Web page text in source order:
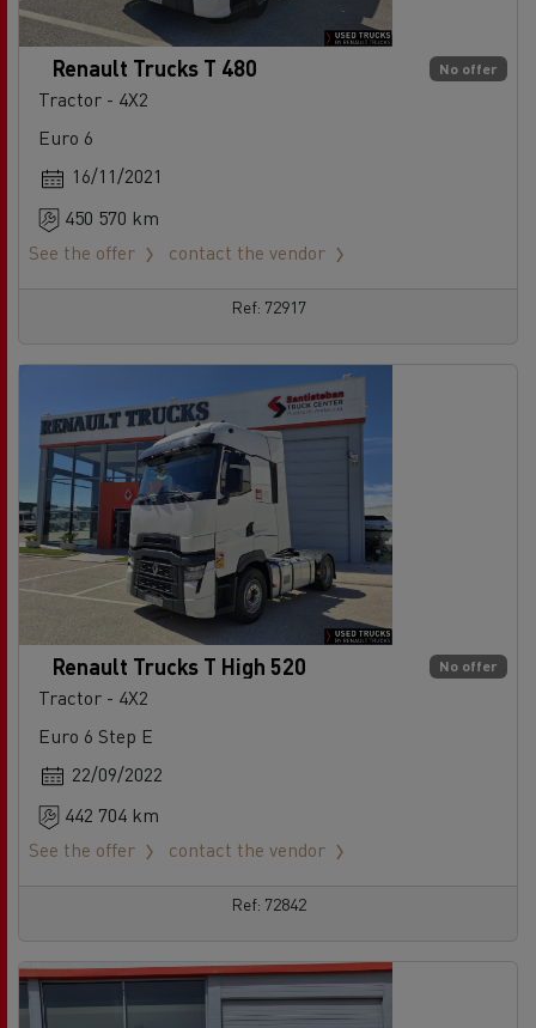
No offer
Renault Trucks T 480
Tractor - 4X2
Euro 6
16/11/2021
450 570 km
See the offer
contact the vendor
Ref: 72917
No offer
Renault Trucks T High 520
Tractor - 4X2
Euro 6 Step E
22/09/2022
442 704 km
See the offer
contact the vendor
Ref: 72842